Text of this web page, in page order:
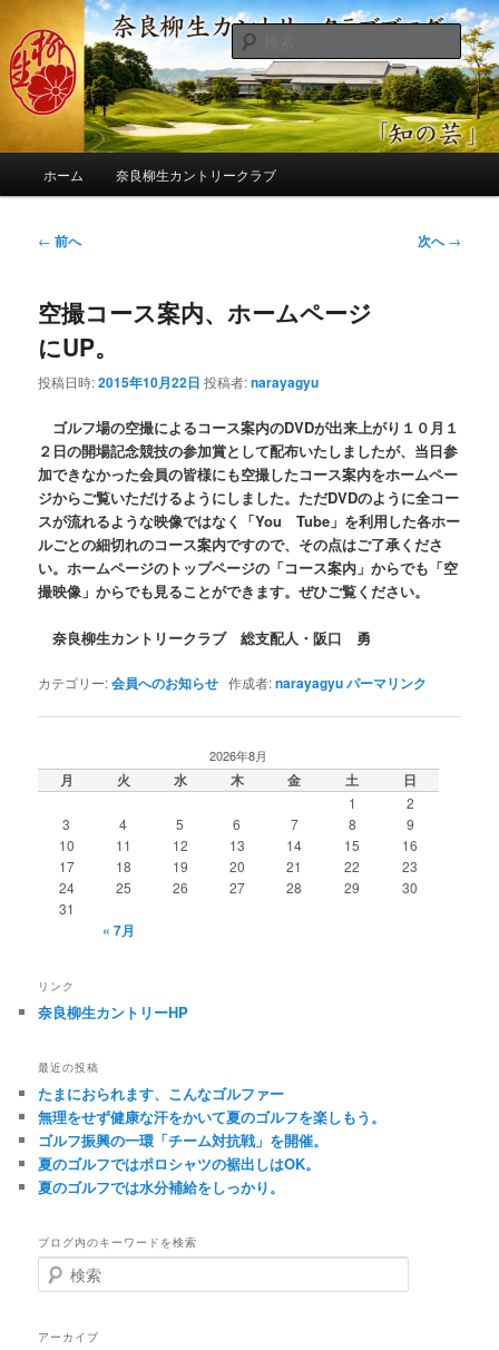
ン
コ
ン
へ
奈良柳生カントリークラブ総支配人
ブログ
季節の話題、クラブの出来事、コースの改修・更新作業、ゴルフに関する随
筆、喜怒哀楽などを気まぐれに発信します。
検
索
ホーム 奈良柳生カントリークラブ
投
ビ
ゲ
ー
シ
← 前へ 次へ→
空撮コース案内、ホームページ
にUP。
投稿日時:2015年10月22日 投稿者:narayagyu
ゴルフ場の空撮によるコース案内のDVDが出来上がり１０月１
２日の開場記念競技の参加賞として配布いたしましたが、当日参
加できなかった会員の皆様にも空撮したコース案内をホームペー
ジからご覧いただけるようにしました。ただDVDのように全コー
スが流れるような映像ではなく「You Tube」を利用した各ホー
ルごとの細切れのコース案内ですので、その点はご了承くださ
い。ホームページのトップページの「コース案内」からでも「空
撮映像」からでも見ることができます。ぜひご覧ください。
奈良柳生カントリークラブ 総支配人・阪口 勇
カテゴリー:会員へのお知らせ 作成者:narayagyuパーマリンク
2026年8月
月 火 水 木 金 土 日
1
2
3
4 5 6 7 8
9
10
11 12 13 14 15
16
17
18 19 20 21 22
23
24
25 26 27 28 29
30
31
« 7月
リンク
奈良柳生カントリーHP
最近の投稿
たまにおられます、こんなゴルファー
無理をせず健康な汗をかいて夏のゴルフを楽しもう。
ゴルフ振興の一環「チーム対抗戦」を開催。
夏のゴルフではポロシャツの裾出しはOK。
夏のゴルフでは水分補給をしっかり。
ブログ内のキーワードを検索
検
索
アーカイブ